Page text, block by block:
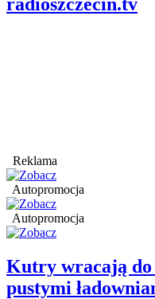
Reklama
Autopromocja
Autopromocja
Kutry wracają
pustymi